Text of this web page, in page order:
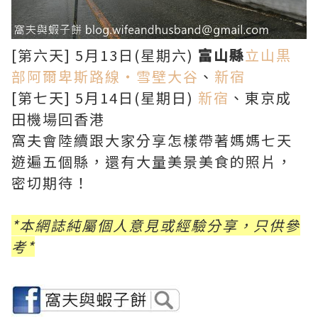
[第六天] 5月13日(星期六) 富山縣立山黒
部阿爾卑斯路線・雪壁大谷 、 新宿
[第七天] 5月14日(星期日) 新宿 、東京成
田機場回香港
窩夫會陸續跟大家分享怎樣帶著媽媽七天
遊遍五個縣，還有大量美景美食的照片，
密切期待！
*本網誌純屬個人意見或經驗分享，只供參
考*